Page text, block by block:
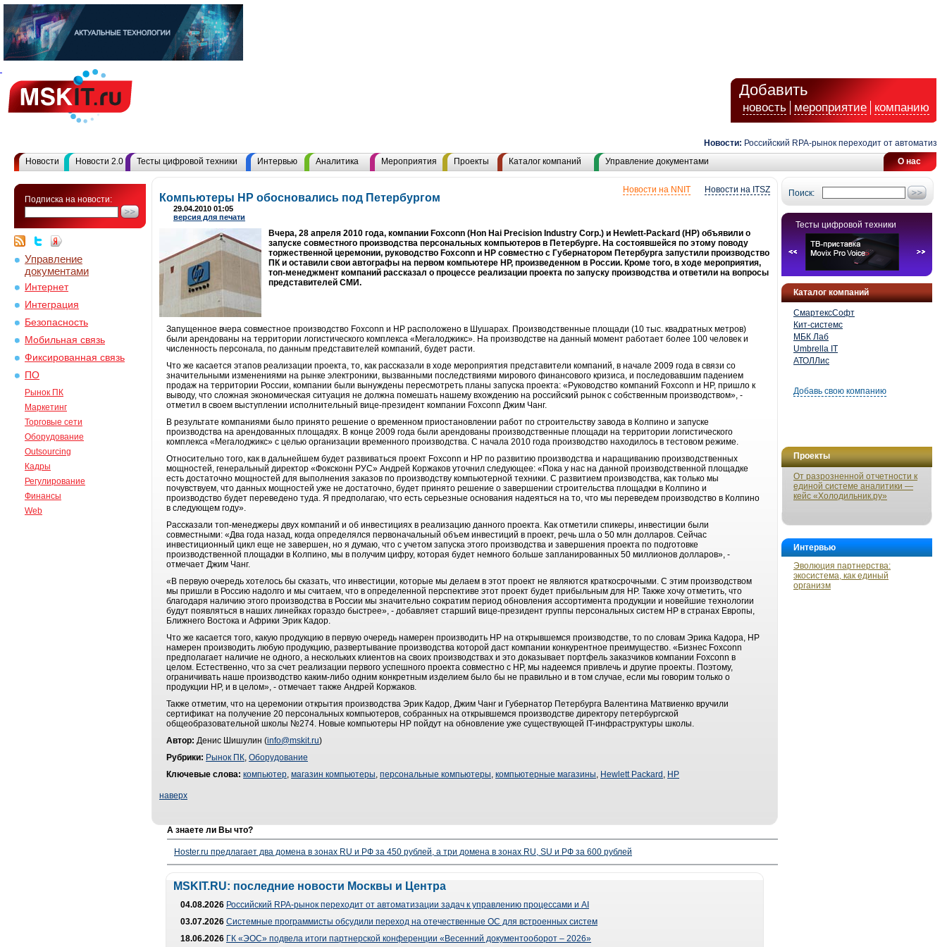
Добавить
новость мероприятие компанию
Новости: Российский RPA-рынок переходит от
О нас
Новости Новости 2.0 Тесты цифровой техники Интервью Аналитика Мероприятия Проекты Каталог компаний Управление документами
Подписка на новости:
Управление
документами
Интернет
Интеграция
Безопасность
Мобильная связь
Фиксированная связь
ПО
Рынок ПК
Маркетинг
Торговые сети
Оборудование
Outsourcing
Кадры
Регулирование
Финансы
Web
Поиск:
Тесты цифровой техники
Каталог компаний
СмартексСофт
Кит-системс
МБК Лаб
Umbrella IT
АТОЛЛис
Добавь свою компанию
Проекты
От разрозненной отчетности к
единой системе аналитики —
кейс «Холодильник.ру»
Интервью
Эволюция партнерства:
экосистема, как единый
организм
Новости на ITSZ
Новости на NNIT
Компьютеры HP обосновались под Петербургом
29.04.2010 01:05
версия для печати
Вчера, 28 апреля 2010 года, компании Foxconn (Hon Hai Precision Industry Corp.) и Hewlett-Packard (HP) объявили о
запуске совместного производства персональных компьютеров в Петербурге. На состоявшейся по этому поводу
торжественной церемонии, руководство Foxconn и HP совместно с Губернатором Петербурга запустили производство
ПК и оставили свои автографы на первом компьютере НР, произведенном в России. Кроме того, в ходе мероприятия,
топ-менеджмент компаний рассказал о процессе реализации проекта по запуску производства и ответили на вопросы
представителей СМИ.
Запущенное вчера совместное производство Foxconn и HP расположено в Шушарах. Производственные площади (10 тыс. квадратных метров)
были арендованы на территории логистического комплекса «Мегалоджикс». На производстве на данный момент работает более 100 человек и
численность персонала, по данным представителей компаний, будет расти.
Что же касается этапов реализации проекта, то, как рассказали в ходе мероприятия представители компаний, в начале 2009 года в связи со
значительными изменениями на рынке электроники, вызванными последствиями мирового финансового кризиса, и последовавшим падением
продаж на территории России, компании были вынуждены пересмотреть планы запуска проекта: «Руководство компаний Foxconn и HP, пришло к
выводу, что сложная экономическая ситуация не должна помешать нашему вхождению на российский рынок с собственным производством», -
отметил в своем выступлении исполнительный вице-президент компании Foxconn Джим Чанг.
В результате компаниями было принято решение о временном приостановлении работ по строительству завода в Колпино и запуске
производства на арендованных площадях. В конце 2009 года были арендованы производственные площади на территории логистического
комплекса «Мегалоджикс» с целью организации временного производства. С начала 2010 года производство находилось в тестовом режиме.
Относительно того, как в дальнейшем будет развиваться проект Foxconn и HP по развитию производства и наращиванию производственных
мощностей, генеральный директор «Фоксконн РУС» Андрей Коржаков уточнил следующее: «Пока у нас на данной производственной площадке
есть достаточно мощностей для выполнения заказов по производству компьютерной техники. С развитием производства, как только мы
почувствуем, что данных мощностей уже не достаточно, будет принято решение о завершении строительства площадки в Колпино и
производство будет переведено туда. Я предполагаю, что есть серьезные основания надеяться на то, что мы переведем производство в Колпино
в следующем году».
Рассказали топ-менеджеры двух компаний и об инвестициях в реализацию данного проекта. Как отметили спикеры, инвестиции были
совместными: «Два года назад, когда определялся первоначальный объем инвестиций в проект, речь шла о 50 млн долларов. Сейчас
инвестиционный цикл еще не завершен, но я думаю, что с учетом запуска этого производства и завершения проекта по подготовке
производственной площадки в Колпино, мы в получим цифру, которая будет немного больше запланированных 50 миллионов долларов», -
отмечает Джим Чанг.
«В первую очередь хотелось бы сказать, что инвестиции, которые мы делаем в этот проект не являются краткосрочными. С этим производством
мы пришли в Россию надолго и мы считаем, что в определенной перспективе этот проект будет прибыльным для НР. Также хочу отметить, что
благодаря наличию этого производства в России мы значительно сократим период обновления ассортимента продукции и новейшие технологии
будут появляться в наших линейках гораздо быстрее», - добавляет старший вице-президент группы персональных систем НР в странах Европы,
Ближнего Востока и Африки Эрик Кадор.
Что же касается того, какую продукцию в первую очередь намерен производить НР на открывшемся производстве, то по словам Эрика Кадора, НР
намерен производить любую продукцию, развертывание производства которой даст компании конкурентное преимущество. «Бизнес Foxconn
предполагает наличие не одного, а нескольких клиентов на своих производствах и это доказывает портфель заказчиков компании Foxconn в
целом. Естественно, что за счет реализации первого успешного проекта совместно с НР, мы надеемся привлечь и другие проекты. Поэтому,
ограничивать наше производство каким-либо одним конкретным изделием было бы не правильно и в том случае, если мы говорим только о
продукции НР, и в целом», - отмечает также Андрей Коржаков.
Также отметим, что на церемонии открытия производства Эрик Кадор, Джим Чанг и Губернатор Петербурга Валентина Матвиенко вручили
сертификат на получение 20 персональных компьютеров, собранных на открывшемся производстве директору петербургской
общеобразовательной школы №274. Новые компьютеры НР пойдут на обновление уже существующей IT-инфраструктуры школы.
Автор: Денис Шишулин (info@mskit.ru)
Рубрики: Рынок ПК, Оборудование
Ключевые слова: компьютер, магазин компьютеры, персональные компьютеры, компьютерные магазины, Hewlett Packard , HP
наверх
А знаете ли Вы что?
Hoster.ru предлагает два домена в зонах RU и РФ за 450 рублей, а три домена в зонах RU, SU и РФ за 600 рублей
MSKIT.RU: последние новости Москвы и Центра
04.08.2026 Российский RPA-рынок переходит от автоматизации задач к управлению процессами и AI
03.07.2026 Системные программисты обсудили переход на отечественные ОС для встроенных систем
18.06.2026 ГК «ЭОС» подвела итоги партнерской конференции «Весенний документооборот – 2026»